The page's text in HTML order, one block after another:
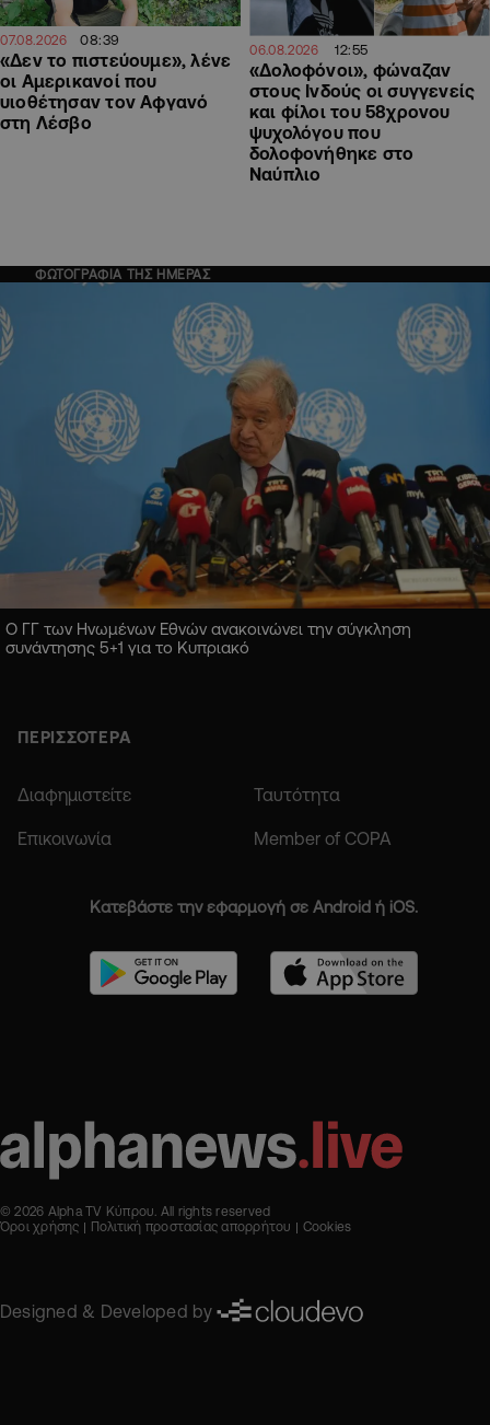
07.08.2026 08:39
«Δεν το πιστεύουμε», λένε
οι Αμερικανοί που
υιοθέτησαν τον Αφγανό
στη Λέσβο
06.08.2026 12:55
«Δολοφόνοι», φώναζαν
στους Ινδούς οι συγγενείς
και φίλοι του 58χρονου
ψυχολόγου που
δολοφονήθηκε στο
Ναύπλιο
ΦΩΤΟΓΡΑΦΙΑ ΤΗΣ ΗΜΕΡΑΣ
Ο ΓΓ των Ηνωμένων Εθνών ανακοινώνει την σύγκληση
συνάντησης 5+1 για το Κυπριακό
ΠΕΡΙΣΣΟΤΕΡΑ
Διαφημιστείτε Ταυτότητα
Επικοινωνία Member of COPA
Κατεβάστε την εφαρμογή σε Android ή iOS.
© 2026 Alpha TV Κύπρου. All rights reserved
Όροι χρήσης
Πολιτική προστασίας απορρήτου Cookies
Designed & Developed by